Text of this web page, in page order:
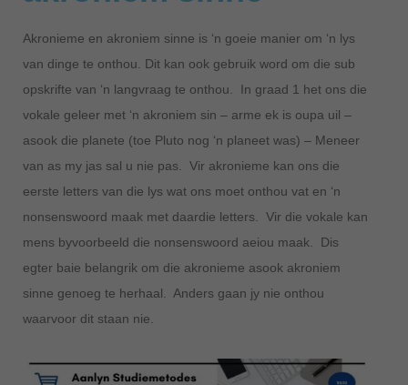
Akronieme en akroniem sinne is ‘n goeie manier om ‘n lys
van dinge te onthou. Dit kan ook gebruik word om die sub
opskrifte van ‘n langvraag te onthou. In graad 1 het ons die
vokale geleer met ‘n akroniem sin – arme ek is oupa uil –
asook die planete (toe Pluto nog ‘n planeet was) – Meneer
van as my jas sal u nie pas. Vir akronieme kan ons die
eerste letters van die lys wat ons moet onthou vat en ‘n
nonsenswoord maak met daardie letters. Vir die vokale kan
mens byvoorbeeld die nonsenswoord aeiou maak. Dis
egter baie belangrik om die akronieme asook akroniem
sinne genoeg te herhaal. Anders gaan jy nie onthou
waarvoor dit staan nie.